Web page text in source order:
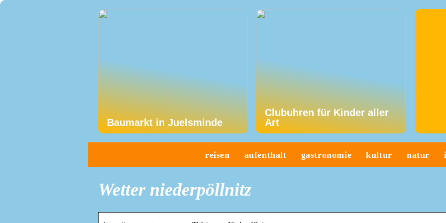
Baumarkt in Juelsminde
Clubuhren für Kinder aller
Art
reisen aufenthalt gastronomie kultur natur
Wetter niederpöllnitz